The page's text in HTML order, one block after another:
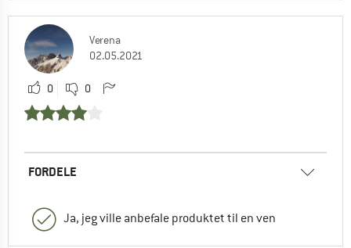
Verena
02.05.2021
0 0
FORDELE
Ja, jeg ville anbefale produktet til en ven